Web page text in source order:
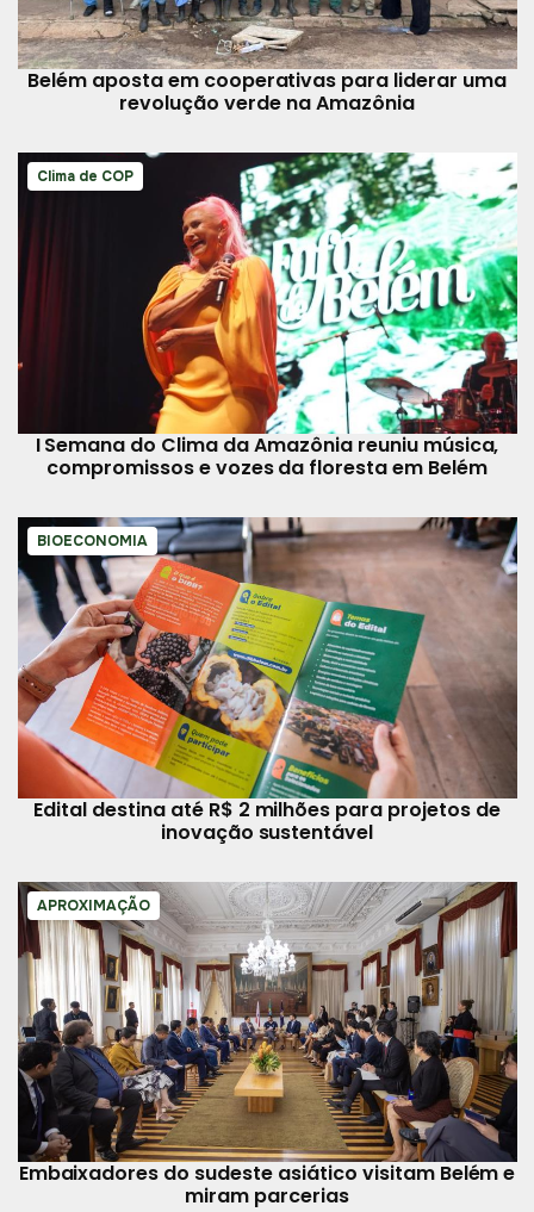
Belém aposta em cooperativas para liderar uma
revolução verde na Amazônia
Clima de COP
I Semana do Clima da Amazônia reuniu música,
compromissos e vozes da floresta em Belém
BIOECONOMIA
Edital destina até R$ 2 milhões para projetos de
inovação sustentável
APROXIMAÇÃO
Embaixadores do sudeste asiático visitam Belém e
miram parcerias